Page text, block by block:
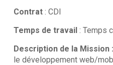
Contrat: CDI
Temps de travail : Temps
Description de la Mission :
le développement web/